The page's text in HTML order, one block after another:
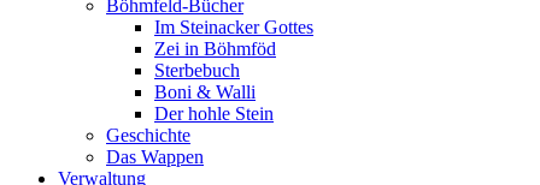
Böhmfeld-Bücher
Im Steinacker Gottes
Zei in Böhmföd
Sterbebuch
Boni & Walli
Der hohle Stein
Geschichte
Das Wappen
Verwaltung